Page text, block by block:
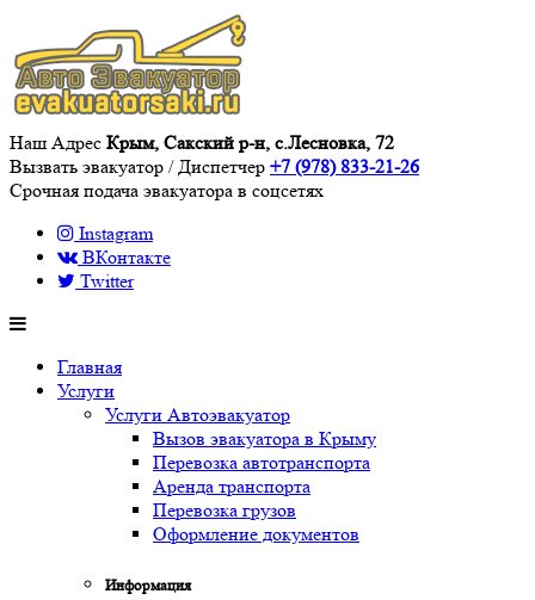
Наш Адрес Крым, Сакский р-н, с.Лесновка, 72
Вызвать эвакуатор / Диспетчер +7 (978) 833-21-26
Срочная подача эвакуатора в соцсетях
Instagram
ВКонтакте
Twitter
Главная
Услуги
Услуги Автоэвакуатор
Вызов эвакуатора в Крыму
Перевозка автотранспорта
Аренда транспорта
Перевозка грузов
Оформление документов
Информация